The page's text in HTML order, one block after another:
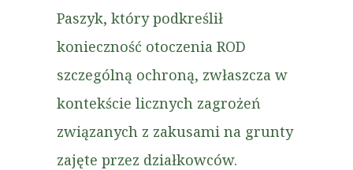
Paszyk, który podkreślił
konieczność otoczenia ROD
szczególną ochroną, zwłaszcza w
kontekście licznych zagrożeń
związanych z zakusami na grunty
zajęte przez działkowców.